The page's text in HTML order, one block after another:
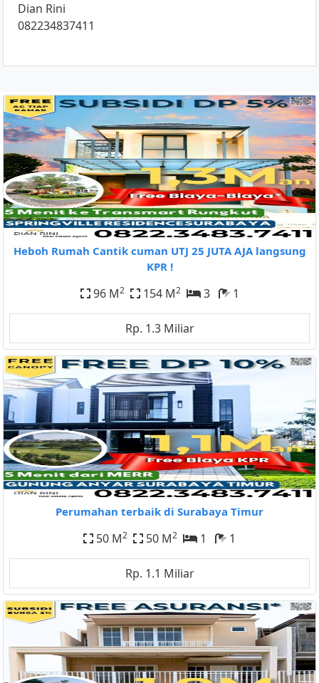
Dian Rini
082234837411
Heboh Rumah Cantik cuman UTJ 25 JUTA AJA langsung
KPR !
96 M2 154 M2 3 1
Rp. 1.3 Miliar
Perumahan terbaik di Surabaya Timur
50 M2 50 M2 1 1
Rp. 1.1 Miliar